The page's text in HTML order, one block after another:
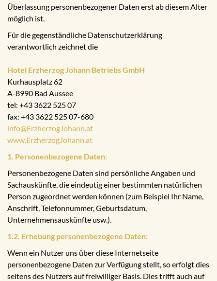
Überlassung personenbezogener Daten erst ab diesem Alter
möglich ist.
Für die gegenständliche Datenschutzerklärung
verantwortlich zeichnet die
Hotel Erzherzog Johann Betriebs GmbH
Kurhausplatz 62
A-8990 Bad Aussee
tel: +43 3622 525 07
fax: +43 3622 525 07-680
info@ErzherzogJohann.at
www.ErzherzogJohann.at
1. Personenbezogene Daten:
Personenbezogene Daten sind persönliche Angaben und
Sachauskünfte, die eindeutig einer bestimmten natürlichen
Person zugeordnet werden können (zum Beispiel Ihr Name,
Anschrift, Telefonnummer, Geburtsdatum,
Unternehmensauskünfte usw.).
1.2. Erhebung personenbezogene Daten:
Wenn ein Nutzer uns über diese Internetseite
personenbezogene Daten zur Verfügung stellt, so erfolgt dies
seitens des Nutzers auf freiwilliger Basis. Dies trifft auch auf